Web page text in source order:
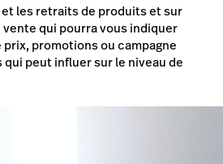
les retraits de produits et sur
qui pourra vous indiquer
promotions ou campagne
peut influer sur le niveau de